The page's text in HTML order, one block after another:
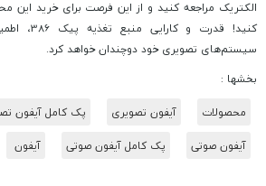
الکتریک مراجعه کنید و از این فرصت برای خرید این
کنید! قدرت و
سیستم‌های تصویری خود دوچندان خواهد کرد.
بخشها :
محصولات
آیفون تصویری
پک کامل آیفون
آیفون صوتی
پک کامل آیفون صوتی آیفون